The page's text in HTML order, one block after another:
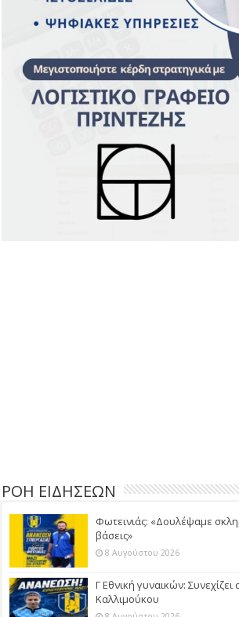
ΡΟΗ ΕΙΔΗΣΕΩΝ
Φωτεινιάς: «Δουλέψαμε
βάσεις»
8 Αυγούστου 2026
Γ Εθνική γυναικών:
Καλλιμούκου